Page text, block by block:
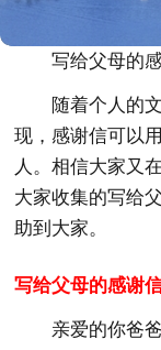
写给父母的
随着个人的
现，感谢信可以
人。相信大家又
大家收集的写给
助到大家。
写给父母的感谢
亲爱的你爸